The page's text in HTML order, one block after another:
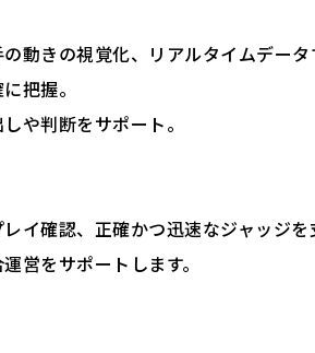
動きの視覚化、リアルタイムデータ
把握。
や判断をサポート。
イ確認、正確かつ迅速なジャッジを
営をサポートします。